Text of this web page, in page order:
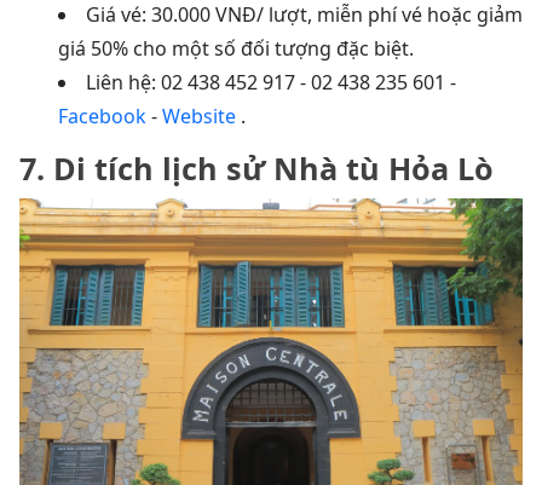
Giá vé: 30.000 VNĐ/ lượt, miễn phí vé hoặc giảm
giá 50% cho một số đối tượng đặc biệt.
Liên hệ: 02 438 452 917 - 02 438 235 601 -
Facebook-Website .
7. Di tích lịch sử Nhà tù Hỏa Lò